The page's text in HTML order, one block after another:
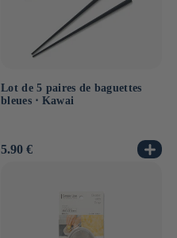
Lot de 5 paires de baguettes
bleues ⋅ Kawai
Normale
5.90 €